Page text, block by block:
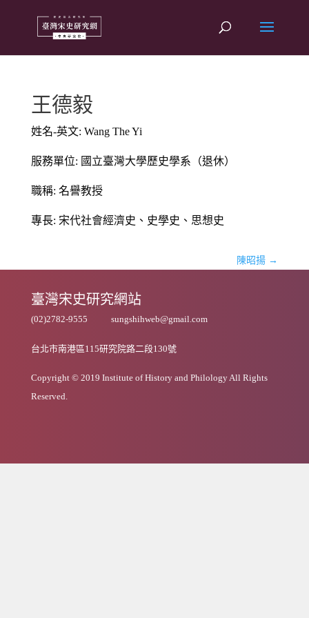
王德毅
姓名-英文: Wang The Yi
服務單位: 國立臺灣大學歷史學系（退休）
職稱: 名譽教授
專長: 宋代社會經濟史、史學史、思想史
陳昭揚 →
臺灣宋史研究網站
(02)2782-9555 sungshihweb@gmail.com
台北市南港區115研究院路二段130號
Copyright © 2019 Institute of History and Philology All Rights
Reserved.